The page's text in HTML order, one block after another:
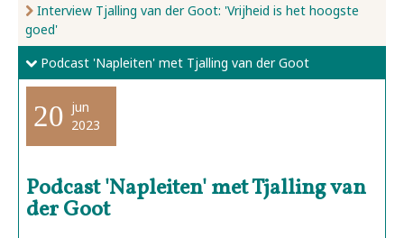
Interview Tjalling van der Goot: 'Vrijheid is het hoogste
goed'
Podcast 'Napleiten' met Tjalling van der Goot
20 jun
2023
Podcast 'Napleiten' met Tjalling van
der Goot